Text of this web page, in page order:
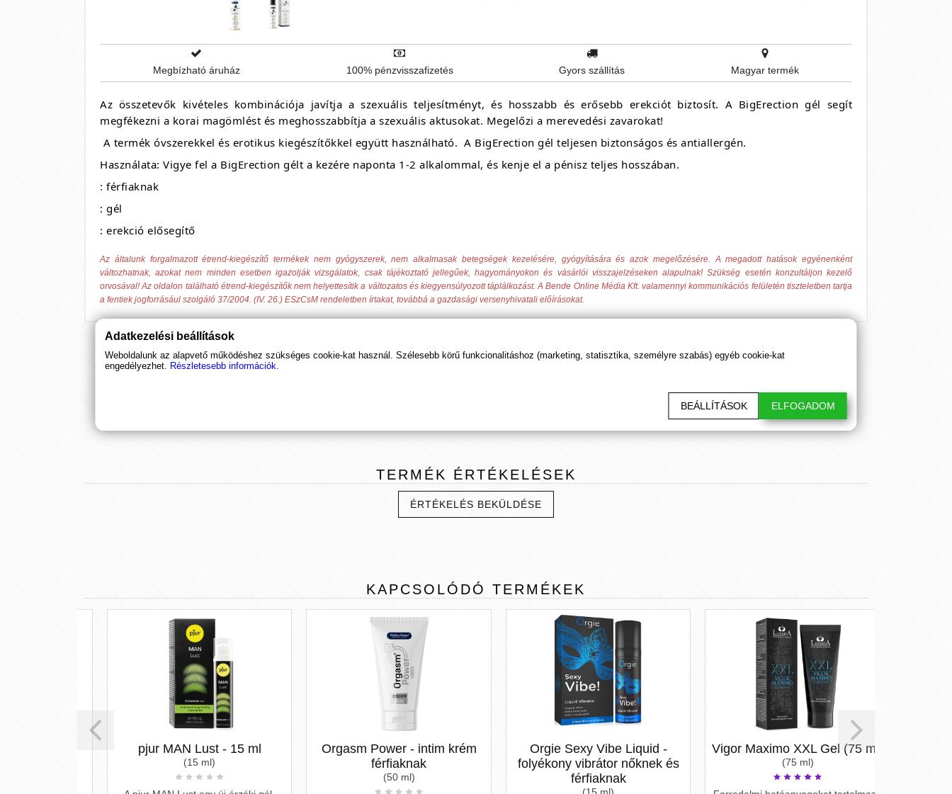
Megbízható áruház 100% pénzvisszafizetés Gyors szállítás Magyar termék
Az összetevők kivételes kombinációja javítja a szexuális teljesítményt, és hosszabb és erősebb erekciót biztosít. A BigErection gél segít
megfékezni a korai magömlést és meghosszabbítja a szexuális aktusokat. Megelőzi a merevedési zavarokat!
A termék óvszerekkel és erotikus kiegészítőkkel együtt használható. A BigErection gél teljesen biztonságos és antiallergén.
Használata: Vigye fel a BigErection gélt a kezére naponta 1-2 alkalommal, és kenje el a pénisz teljes hosszában.
: férfiaknak
: gél
: erekció elősegítő
Az általunk forgalmazott étrend-kiegészítő termékek nem gyógyszerek, nem alkalmasak betegségek kezelésére, gyógyítására és azok megelőzésére. A megadott hatások egyénenként
változhatnak, azokat nem minden esetben igazolják vizsgálatok, csak tájékoztató jellegűek, hagyományokon és vásárlói visszajelzéseken alapulnak! Szükség esetén konzultáljon kezelő
orvosával! Az oldalon található étrend-kiegészítők nem helyettesítik a változatos és kiegyensúlyozott táplálkozást. A Bende Online Média Kft. valamennyi kommunikációs felületén tiszteletben tartja
a fentiek jogforrásául szolgáló 37/2004. (IV. 26.) ESzCsM rendeletben írtakat, továbbá a gazdasági versenyhivatali előírásokat.
TERMÉK ÉRTÉKELÉSEK
ÉRTÉKELÉS BEKÜLDÉSE
KAPCSOLÓDÓ TERMÉKEK
pjur MAN Lust - 15 ml
(15 ml)
Orgasm Power - intim krém
férfiaknak
(50 ml)
Orgie Sexy Vibe Liquid -
folyékony vibrátor nőknek és
férfiaknak
Vigor Maximo XXL Gel (75 ml)
(75 ml)
Adatkezelési beállítások
Weboldalunk az alapvető működéshez szükséges cookie-kat használ. Szélesebb körű funkcionalitáshoz (marketing, statisztika, személyre szabás) egyéb cookie-kat
engedélyezhet. Részletesebb információk.
BEÁLLÍTÁSOK ELFOGADOM